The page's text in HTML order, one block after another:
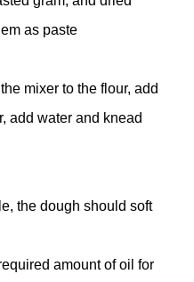
as paste
mixer to the flour, add
add water and knead
the dough should soft
amount of oil for